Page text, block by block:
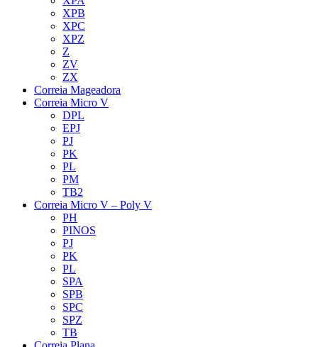
XPB
XPC
XPZ
Z
ZV
ZX
Correia Mageadora
Correia Micro V
DPL
EPJ
PJ
PK
PL
PM
TB2
Correia Micro V – Poly V
PH
PINOS
PJ
PK
PL
SPA
SPB
SPC
SPZ
TB